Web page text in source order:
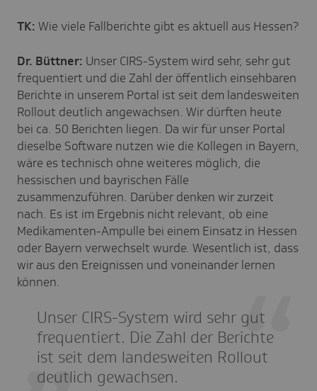
TK: Wie viele Fallberichte gibt es aktuell aus Hessen?
Dr. Büttner: Unser CIRS-System wird sehr, sehr gut
frequentiert und die Zahl der öffentlich einsehbaren
Berichte in unserem Portal ist seit dem landesweiten
Rollout deutlich angewachsen. Wir dürften heute
bei ca. 50 Berichten liegen. Da wir für unser Portal
dieselbe Software nutzen wie die Kollegen in Bayern,
wäre es technisch ohne weiteres möglich, die
hessischen und bayrischen Fälle
zusammenzuführen. Darüber denken wir zurzeit
nach. Es ist im Ergebnis nicht relevant, ob eine
Medikamenten-Ampulle bei einem Einsatz in Hessen
oder Bayern verwechselt wurde. Wesentlich ist, dass
wir aus den Ereignissen und voneinander lernen
können.
Unser CIRS-System wird sehr gut
frequentiert. Die Zahl der Berichte
ist seit dem landesweiten Rollout
deutlich gewachsen.